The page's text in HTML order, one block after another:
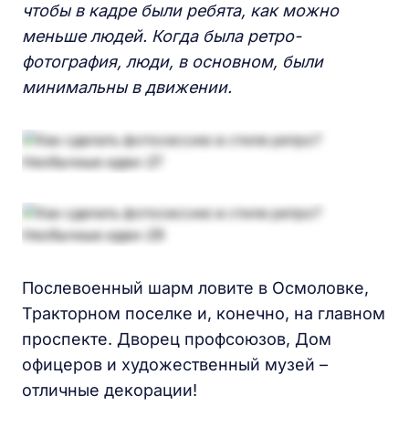
чтобы в кадре были ребята, как можно
меньше людей. Когда быларетро-
фотография, люди, в основном, были
минимальны в движении.
Послевоенный шарм ловите в Осмоловке,
Тракторном поселке и, конечно, на главном
проспекте. Дворец профсоюзов, Дом
офицеров и художественный музей –
отличные декорации!